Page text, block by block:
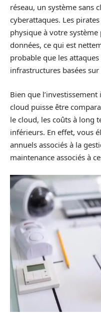
réseau, un système sans
cyberattaques. Les
physique à votre
données, ce qui est
probable que les
infrastructures basées
Bien que
cloud puisse être
le cloud, les coûts à long
inférieurs. En effet, vous
annuels associés à la
maintenance associés à